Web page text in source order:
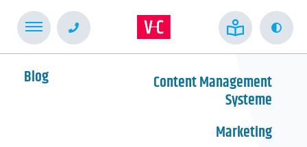
Blog Content Management
Systeme
Marketing